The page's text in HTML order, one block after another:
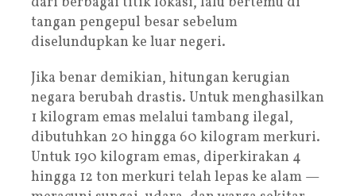
tangan pengepul besar sebelum
diselundupkan ke luar negeri.
Jika benar demikian, hitungan kerugian
negara berubah drastis. Untuk menghasilkan
1 kilogram emas melalui tambang ilegal,
dibutuhkan 20 hingga 60 kilogram merkuri.
Untuk 190 kilogram emas, diperkirakan 4
hingga 12 ton merkuri telah lepas ke alam —